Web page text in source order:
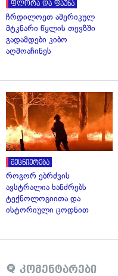
ფლორა და ფაუნა
ჩრდილოეთ ამერიკულ
მტკნარი წყლის თევზში
გადამდები კიბო
აღმოაჩინეს
მეცნიერება
როგორ ებრძვის
ავსტრალია ხანძრებს
ტექნოლოგიითა და
ისტორიული ცოდნით
კომენტარები